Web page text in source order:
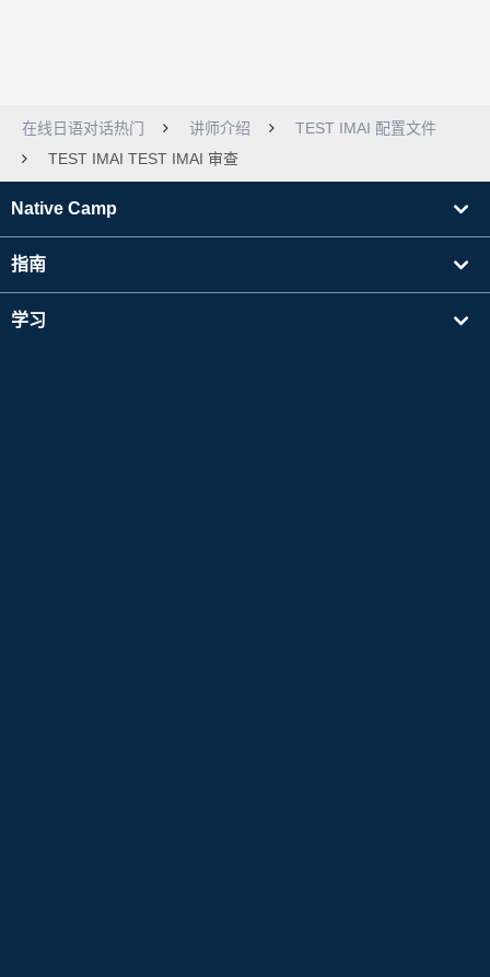
在线日语对话热门 讲师介绍
TEST IMAI 配置文件
TEST IMAI TEST IMAI 审查
Native Camp
指南
学习